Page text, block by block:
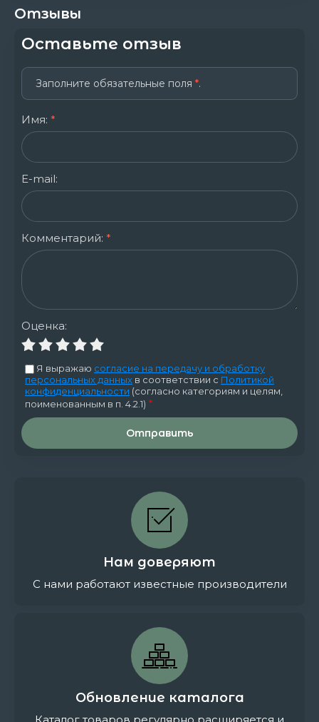
Отзывы
Оставьте отзыв
Заполните обязательные поля *.
Имя: *
E-mail:
Комментарий: *
Оценка:
Я выражаю согласие на передачу и обработку
персональных данных в соответствии с Политикой
конфиденциальности (согласно категориям и целям,
поименованным в п. 4.2.1) *
Отправить
Нам доверяют
С нами работают известные производители
Обновление каталога